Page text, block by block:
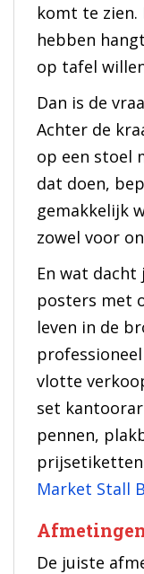
komt te zien.
hebben
op tafel
Dan is de
Achter de
op een stoel
dat doen,
gemakkelijk
zowel voor
En wat dacht
posters met
leven in de
vlotte
set
pennen,
Market Stall
De juiste